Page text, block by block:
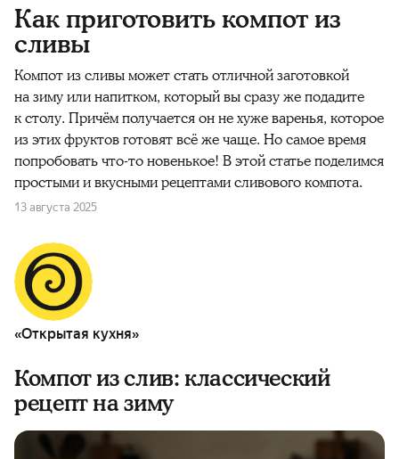
Как приготовить компот из
сливы
Компот из сливы может стать отличной заготовкой
на зиму или напитком, который вы сразу же подадите
к столу. Причём получается он не хуже варенья, которое
из этих фруктов готовят всё же чаще. Но самое время
попробовать что-то новенькое! В этой статье поделимся
простыми и вкусными рецептами сливового компота.
13 августа 2025
«Открытая кухня»
Компот из слив: классический
рецепт на зиму